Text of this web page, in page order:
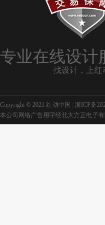
环保地球psd素材
专业在线设计
找设计，上红
Copyright © 2021 红动中国 | 浙ICP备
本公司网络广告用字经北大方正电子